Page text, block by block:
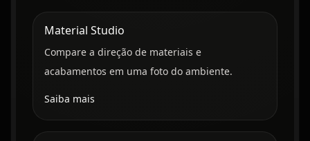
Material Studio
Compare a direção de materiais e
acabamentos em uma foto do ambiente.
Saiba mais